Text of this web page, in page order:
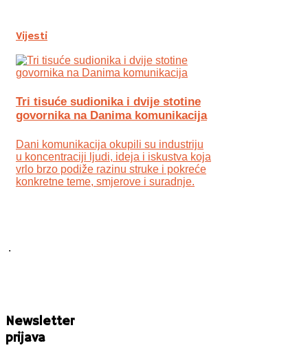
Vijesti
Tri tisuće sudionika i dvije stotine
govornika na Danima komunikacija
Dani komunikacija okupili su industriju
u koncentraciji ljudi, ideja i iskustva koja
vrlo brzo podiže razinu struke i pokreće
konkretne teme, smjerove i suradnje.
.
Newsletter
prijava